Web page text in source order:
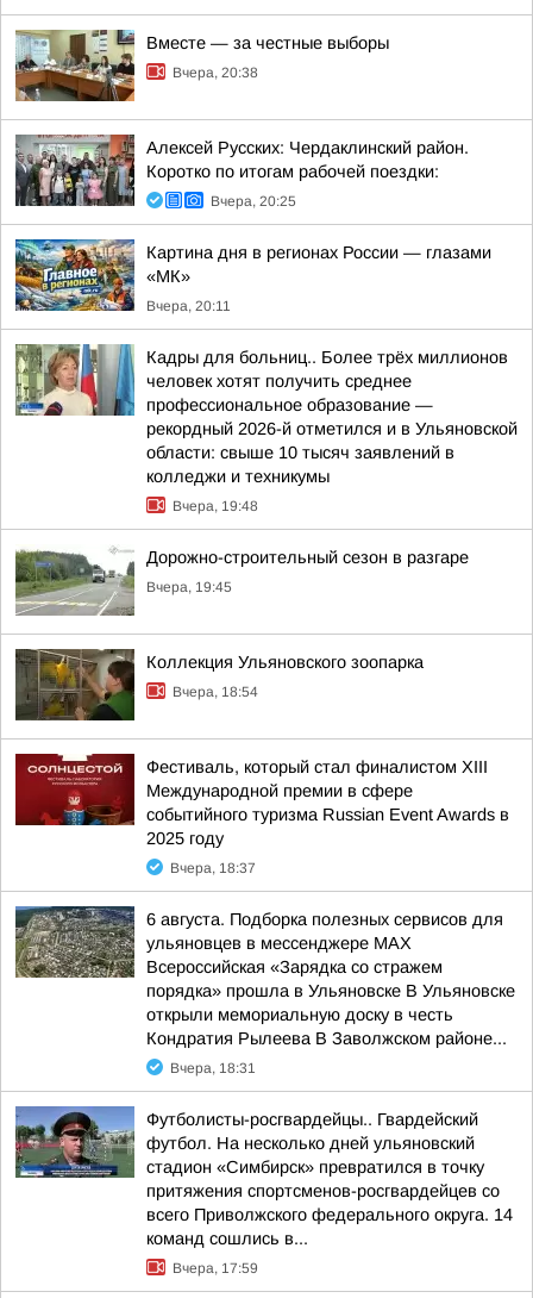
Вместе — за честные выборы
Вчера, 20:38
Алексей Русских: Чердаклинский район.
Коротко по итогам рабочей поездки:
Вчера, 20:25
Картина дня в регионах России — глазами
«МК»
Вчера, 20:11
Кадры для больниц.. Более трёх миллионов
человек хотят получить среднее
профессиональное образование —
рекордный 2026-й отметился и в Ульяновской
области: свыше 10 тысяч заявлений в
колледжи и техникумы
Вчера, 19:48
Дорожно-строительный сезон в разгаре
Вчера, 19:45
Коллекция Ульяновского зоопарка
Вчера, 18:54
Фестиваль, который стал финалистом ХIII
Международной премии в сфере
событийного туризма Russian Event Awards в
2025 году
Вчера, 18:37
6 августа. Подборка полезных сервисов для
ульяновцев в мессенджере MAX
Всероссийская «Зарядка со стражем
порядка» прошла в Ульяновске В Ульяновске
открыли мемориальную доску в честь
Кондратия Рылеева В Заволжском районе...
Вчера, 18:31
Футболисты-росгвардейцы.. Гвардейский
футбол. На несколько дней ульяновский
стадион «Симбирск» превратился в точку
притяжения спортсменов-росгвардейцев со
всего Приволжского федерального округа. 14
команд сошлись в...
Вчера, 17:59